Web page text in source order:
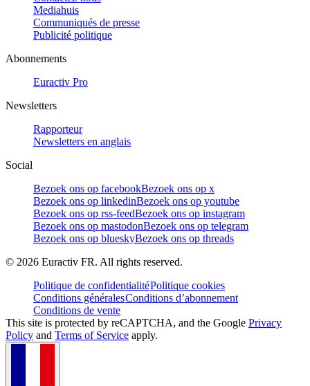
Mediahuis
Communiqués de presse
Publicité politique
Abonnements
Euractiv Pro
Newsletters
Rapporteur
Newsletters en anglais
Social
Bezoek ons op facebookBezoek ons op x
Bezoek ons op linkedinBezoek ons op youtube
Bezoek ons op rss-feedBezoek ons op instagram
Bezoek ons op mastodonBezoek ons op telegram
Bezoek ons op blueskyBezoek ons op threads
© 2026 Euractiv FR. All rights reserved.
Politique de confidentialitéPolitique cookies
Conditions généralesConditions d’abonnement
Conditions de vente
This site is protected by reCAPTCHA, and the Google Privacy
Policy and Terms of Service apply.